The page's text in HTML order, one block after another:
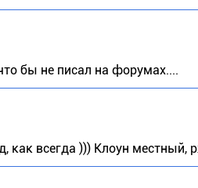
бы не писал на форумах....
как всегда ))) Клоун местный,